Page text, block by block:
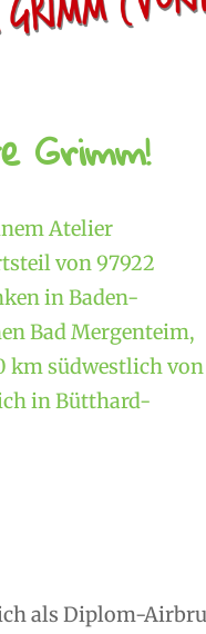
Grimm!
Atelier
von 97922
in Baden-
Bad Mergenteim,
km südwestlich von
in Bütthard-
als Diplom-